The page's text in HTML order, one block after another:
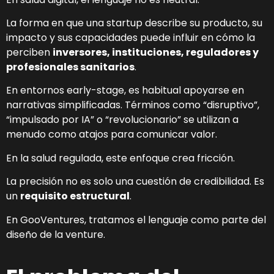
La forma en que una startup describe su producto, su
impacto y sus capacidades puede influir en cómo la
perciben inversores, instituciones, reguladores y
profesionales sanitarios.
En entornos early-stage, es habitual apoyarse en
narrativas simplificadas. Términos como “disruptivo”,
“impulsado por IA” o “revolucionario” se utilizan a
menudo como atajos para comunicar valor.
En la salud regulada, este enfoque crea fricción.
La precisión no es solo una cuestión de credibilidad. Es
un requisito estructural.
En GooVentures, tratamos el lenguaje como parte del
diseño de la venture.